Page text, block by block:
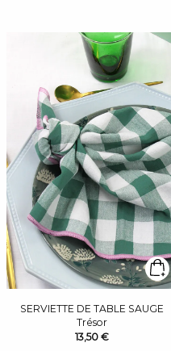
SERVIETTE DE TABLE SAUGE
Trésor
13,50 €